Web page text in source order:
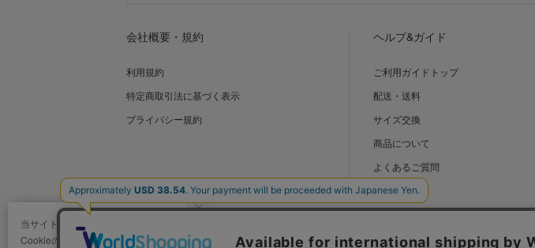
会社概要・規約
利用規約
特定商取引法に基づく表示
プライバシー規約
ヘルプ&ガイド
ご利用ガイドトップ
配送・送料
サイズ交換
商品について
よくあるご質問
当サイトではCookieを使用します。
Cookieの使用に関する詳細は